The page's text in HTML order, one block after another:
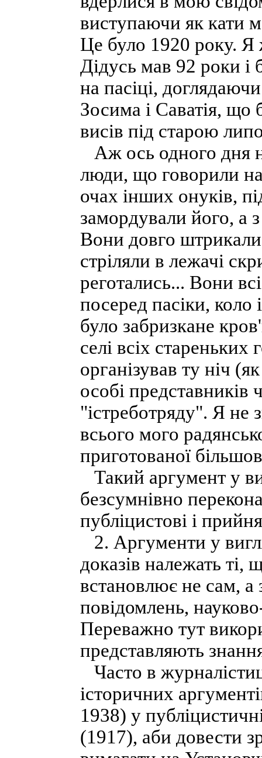
виступаючи як кати
Це було 1920 року. Я
Дідусь мав 92 роки і
на пасіці,
Зосима і Саватія, що
висів під старою
Аж ось одного дня
люди, що говорили на
очах інших онуків,
замордували його, а
Вони довго
стріляли в лежачі
реготались... Вони
посеред пасіки, коло
було забризкане
селі всіх стареньких
організував ту ніч
особі представників
"істреботряду". Я не
всього мого
приготованої
Такий аргумент у
безсумнівно
публіцистові і
2. Аргументи у
доказів належать ті,
встановлює не сам,
повідомлень,
Переважно тут
представляють
Часто в
історичних
1938) у
(1917), аби довести